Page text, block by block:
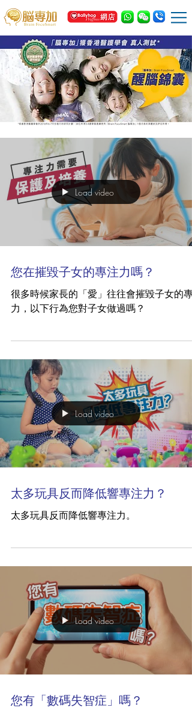
Load video
您在摧毀子女的專注力嗎？
很多時候家長的「愛」往往會摧毀子女的專
力，以下行為您對子女做過嗎？
Load video
太多玩具反而降低響專注力？
太多玩具反而降低響專注力。
Load video
您有「數碼失智症」嗎？